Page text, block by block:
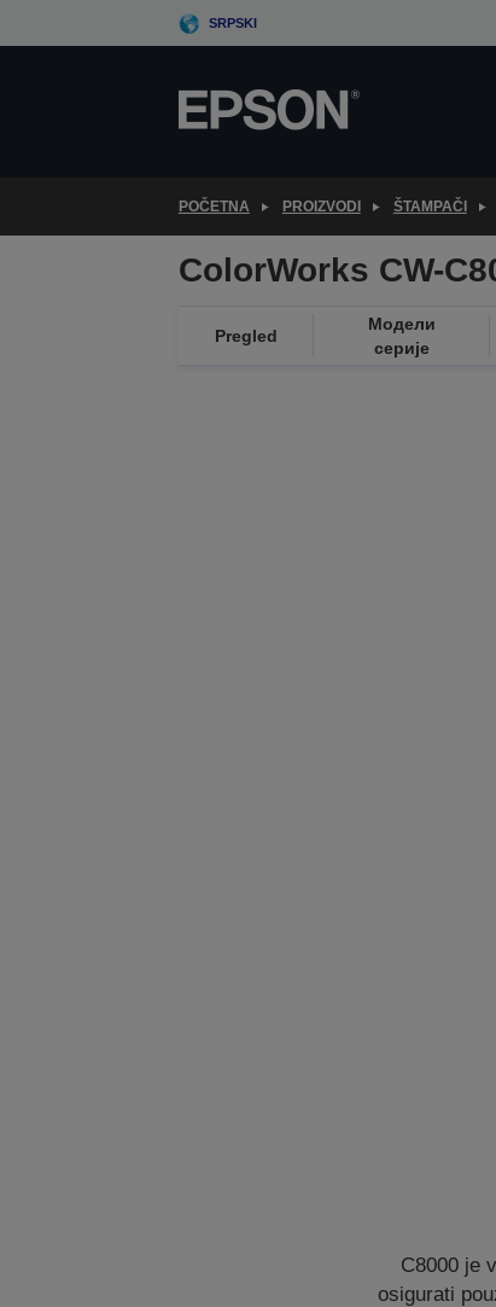
to
SRPSKI
POČETNA PROIZVODI ŠTAMPAČI
ColorWorks CW-
Pregled
Модели
серије
C8000 je
osigurati